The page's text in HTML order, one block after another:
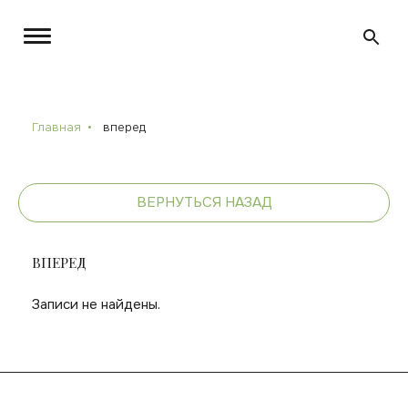
Главная вперед
ВЕРНУТЬСЯ НАЗАД
ВПЕРЕД
Записи не найдены.